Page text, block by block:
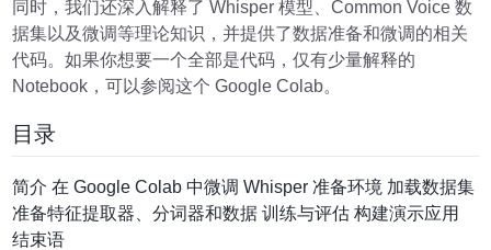
同时，我们还深入解释了 Whisper 模型、Common Voice 数
据集以及微调等理论知识，并提供了数据准备和微调的相关
代码。如果你想要一个全部是代码，仅有少量解释的
Notebook，可以参阅这个 Google Colab。
目录
简介 在 Google Colab 中微调 Whisper 准备环境 加载数据集
准备特征提取器、分词器和数据 训练与评估 构建演示应用
结束语